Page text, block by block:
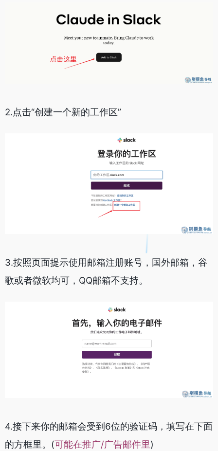
2.点击“创建一个新的工作区”
3.按照页面提示使用邮箱注册账号，国外邮箱，谷
歌或者微软均可，QQ邮箱不支持。
4.接下来你的邮箱会受到6位的验证码，填写在下面
的方框里。(可能在推广/广告邮件里)